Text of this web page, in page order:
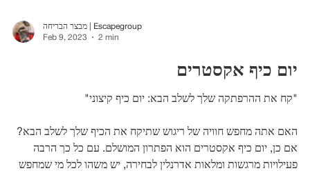
מבצר הבריחה | Escapegroup
Feb 9, 2023
2 min
יום כיף אקסטרים
"קח את ההרפתקה שלך לשלב הבא: יום כיף קיצוני"
האם אתה מחפש חוויה של ריגוש שתיקח את הכיף שלך לשלב הבא?
אם כן, יום כיף אקסטרים הוא הפתרון המושלם. עם כל כך הרבה
פעילויות מרגשות ומלאות אדרנלין לבחירה, יש משהו לכל מי שמחפש